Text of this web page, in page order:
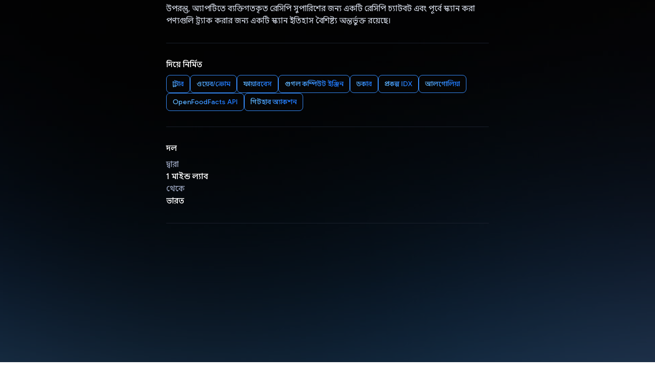
উপরন্তু, অ্যাপটিতে ব্যক্তিগতকৃত রেসিপি সুপারিশের জন্য একটি রেসিপি চ্যাটবট এবং পূর্বে স্ক্যান করা
পণ্যগুলি ট্র্যাক করার জন্য একটি স্ক্যান ইতিহাস বৈশিষ্ট্য অন্তর্ভুক্ত রয়েছে।
দিয়ে নির্মিত
ফ্লাটার ওয়েব/ক্রোম ফায়ারবেস গুগল কম্পিউট ইঞ্জিন ডকার প্রকল্প IDX আলগোলিয়া
OpenFoodFacts API গিটহাব অ্যাকশন
দল
দ্বারা
1 মাইন্ড ল্যাব
থেকে
ভারত